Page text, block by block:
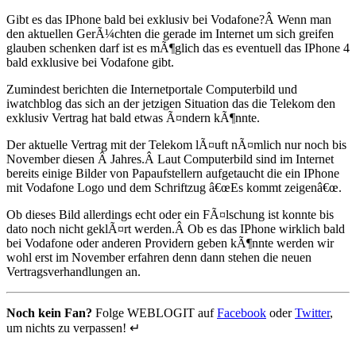
Gibt es das IPhone bald bei exklusiv bei Vodafone?Â Wenn man
den aktuellen GerÃ¼chten die gerade im Internet um sich greifen
glauben schenken darf ist es mÃ¶glich das es eventuell das IPhone 4
bald exklusive bei Vodafone gibt.
Zumindest berichten die Internetportale Computerbild und
iwatchblog das sich an der jetzigen Situation das die Telekom den
exklusiv Vertrag hat bald etwas Ã¤ndern kÃ¶nnte.
Der aktuelle Vertrag mit der Telekom lÃ¤uft nÃ¤mlich nur noch bis
November diesen Â Jahres.Â Laut Computerbild sind im Internet
bereits einige Bilder von Papaufstellern aufgetaucht die ein IPhone
mit Vodafone Logo und dem Schriftzug â€œEs kommt zeigenâ€œ.
Ob dieses Bild allerdings echt oder ein FÃ¤lschung ist konnte bis
dato noch nicht geklÃ¤rt werden.Â Ob es das IPhone wirklich bald
bei Vodafone oder anderen Providern geben kÃ¶nnte werden wir
wohl erst im November erfahren denn dann stehen die neuen
Vertragsverhandlungen an.
Noch kein Fan? Folge WEBLOGIT aufFacebook oderTwitter,
um nichts zu verpassen! ↵